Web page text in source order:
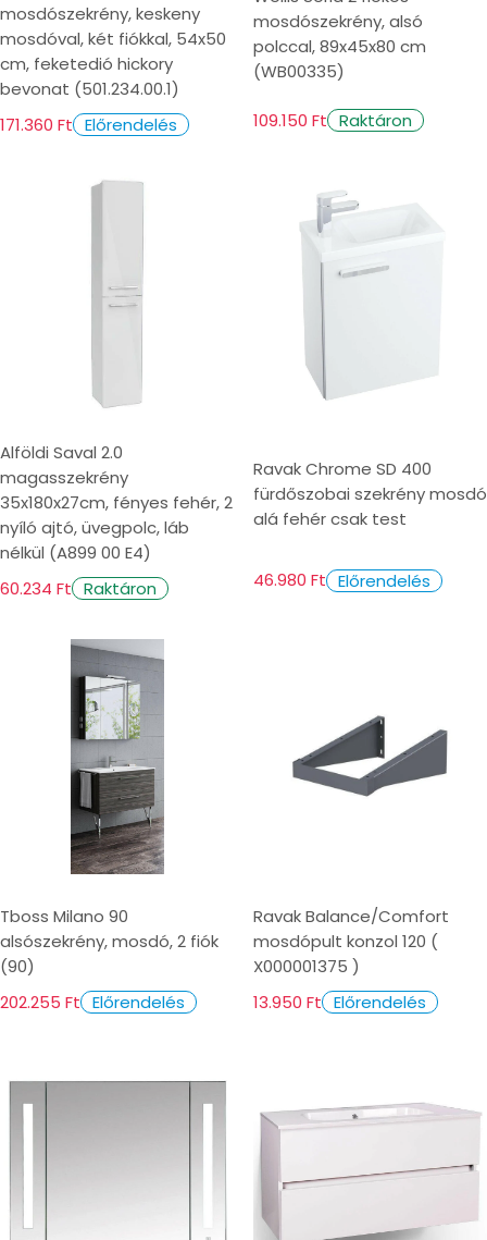
részei. A megfelelő anyag, típus és funkciók
kiválasztásával egy olyan teret hozhatsz
létre, amely nemcsak rendet és
átláthatóságot biztosít, hanem hozzájárul a
mosdószekrény, keskeny
mosdóval, két fiókkal, 54x50
cm, feketedió hickory
bevonat (501.234.00.1)
171.360 Ft Előrendelés
mosdószekrény, alsó
polccal, 89x45x80 cm
(WB00335)
109.150 Ft Raktáron
Alföldi Saval 2.0
magasszekrény
35x180x27cm, fényes fehér, 2
nyíló ajtó, üvegpolc, láb
nélkül (A899 00 E4)
60.234 Ft Raktáron
Ravak Chrome SD 400
fürdőszobai szekrény mosdó
alá fehér csak test
46.980 Ft Előrendelés
Tboss Milano 90
alsószekrény, mosdó, 2 fiók
(90)
202.255 Ft Előrendelés
Ravak Balance/Comfort
mosdópult konzol 120 (
X000001375 )
13.950 Ft Előrendelés